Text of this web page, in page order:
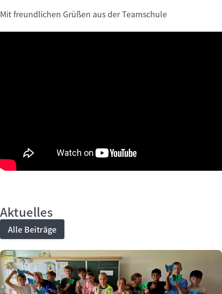
Mit freundlichen Grüßen aus der Teamschule
Aktuelles
Alle Beiträge